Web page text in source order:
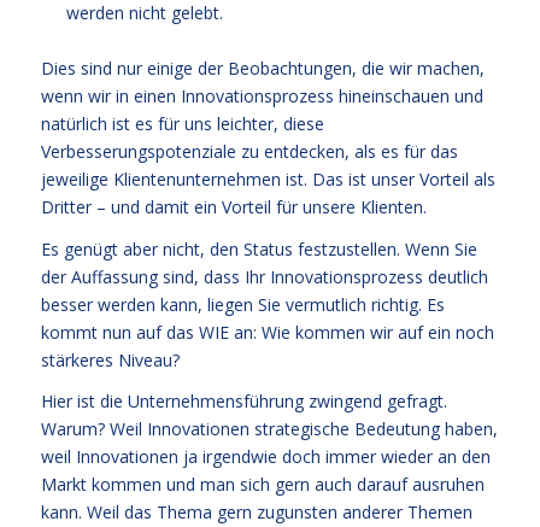
werden nicht gelebt.
Dies sind nur einige der Beobachtungen, die wir machen,
wenn wir in einen Innovationsprozess hineinschauen und
natürlich ist es für uns leichter, diese
Verbesserungspotenziale zu entdecken, als es für das
jeweilige Klientenunternehmen ist. Das ist unser Vorteil als
Dritter – und damit ein Vorteil für unsere Klienten.
Es genügt aber nicht, den Status festzustellen. Wenn Sie
der Auffassung sind, dass Ihr Innovationsprozess deutlich
besser werden kann, liegen Sie vermutlich richtig. Es
kommt nun auf das WIE an: Wie kommen wir auf ein noch
stärkeres Niveau?
Hier ist die Unternehmensführung zwingend gefragt.
Warum? Weil Innovationen strategische Bedeutung haben,
weil Innovationen ja irgendwie doch immer wieder an den
Markt kommen und man sich gern auch darauf ausruhen
kann. Weil das Thema gern zugunsten anderer Themen